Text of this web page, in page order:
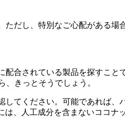
だし、特別なご心配がある場
合されている製品を探すこと
、きっとそうでしょう。
てください。可能であれば、
、人工成分を含まないココナ